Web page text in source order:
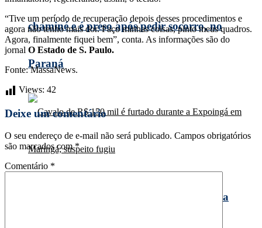
chaminé e é preso após pedir socorro, no
Paraná
Cavalo de R$ 150 mil é furtado durante a
“Tive um período de recuperação depois desses procedimentos e
agora não tenho mais dor. Faço minhas coisas, pinto meus quadros.
Agora, finalmente fiquei bem”, conta. As informações são do
jornal O Estado de S. Paulo.
Fonte: MassaNews.
Views: 42
Deixe um comentário
O seu endereço de e-mail não será publicado. Campos obrigatórios
são marcados com*
Comentário *